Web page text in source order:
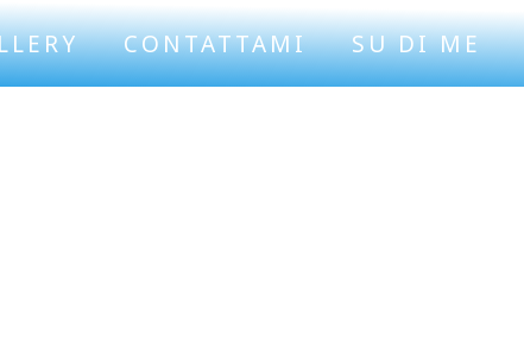
CONTATTAMI SU DI ME